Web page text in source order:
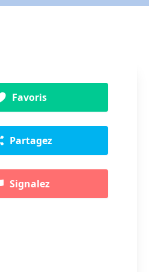
Favoris
Partagez
Signalez